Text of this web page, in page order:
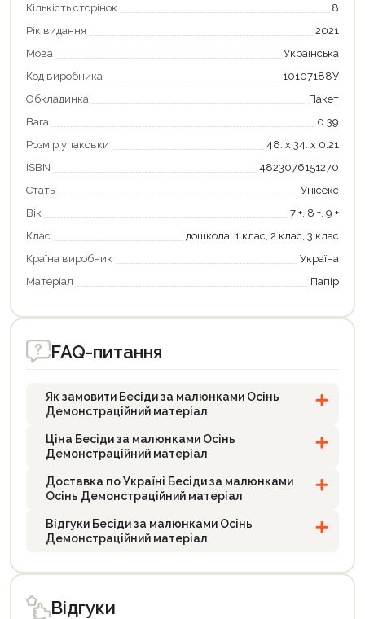
Кількість сторінок
8
Рік видання
2021
Мова
Українська
Код виробника
10107188У
Обкладинка
Пакет
Вага
0.39
Розмір упаковки
48. х 34. х 0.21
ISBN
4823076151270
Стать
Унісекс
Вік
7 +, 8 +, 9 +
Клас
дошкола, 1 клас, 2 клас, 3 клас
Країна виробник
Україна
Матеріал
Папір
FAQ-питання
Як замовити Бесіди за малюнками Осінь
Демонстраційний матеріал
Ціна Бесіди за малюнками Осінь
Демонстраційний матеріал
Доставка по Україні Бесіди за малюнками
Осінь Демонстраційний матеріал
Відгуки Бесіди за малюнками Осінь
Демонстраційний матеріал
Відгуки